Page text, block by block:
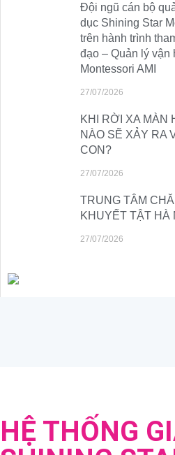
Đội ngũ cán bộ
dục Shining Star
trên hành trình
đạo – Quản lý vận
Montessori AMI
27/07/2026
KHI RỜI XA MÀN
NÀO SẼ XẢY RA
CON?
27/07/2026
TRUNG TÂM
KHUYẾT TẬT HÀ
27/07/2026
HỆ THỐNG